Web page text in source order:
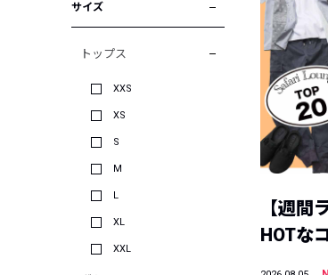
サイズ
トップス
XXS
XS
S
M
L
XL
XXL
【週間
HOTな